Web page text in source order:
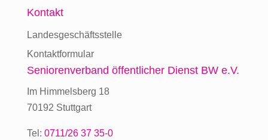
Kontakt
Landesgeschäftsstelle
Kontaktformular
Seniorenverband öffentlicher Dienst BW e.V.
Im Himmelsberg 18
70192 Stuttgart
Tel: 0711/26 37 35-0